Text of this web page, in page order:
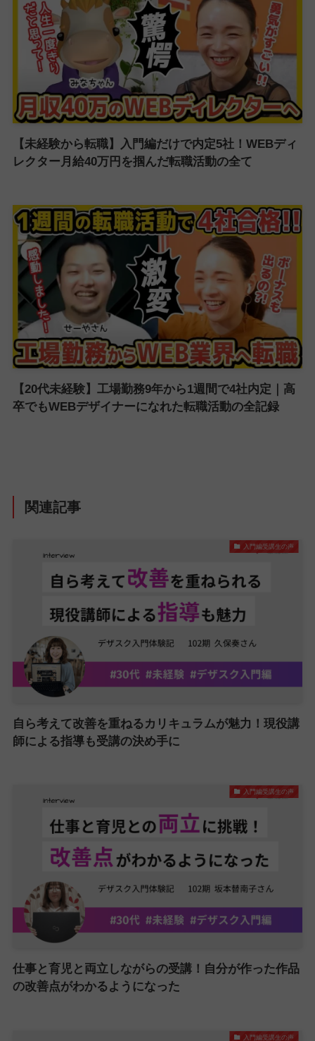
【未経験から転職】入門編だけで内定5社！WEBディ
レクター月給40万円を掴んだ転職活動の全て
【20代未経験】工場勤務9年から1週間で4社内定｜高
卒でもWEBデザイナーになれた転職活動の全記録
関連記事
入門編受講生の声
自ら考えて改善を重ねるカリキュラムが魅力！現役講
師による指導も受講の決め手に
入門編受講生の声
仕事と育児と両立しながらの受講！自分が作った作品
の改善点がわかるようになった
入門編受講生の声